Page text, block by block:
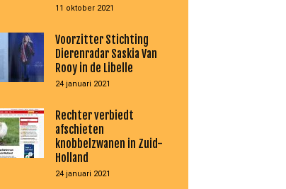
11 oktober 2021
Voorzitter Stichting
Dierenradar Saskia Van
Rooy in de Libelle
24 januari 2021
Rechter verbiedt
afschieten
knobbelzwanen in Zuid-
Holland
24 januari 2021